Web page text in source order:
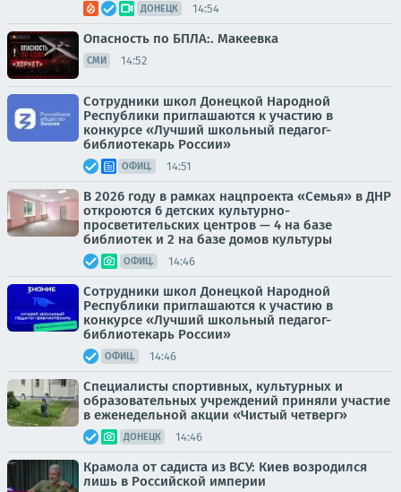
ДОНЕЦК 14:54
Опасность по БПЛА:. Макеевка
СМИ 14:52
Сотрудники школ Донецкой Народной
Республики приглашаются к участию в
конкурсе «Лучший школьный педагог-
библиотекарь России»
ОФИЦ. 14:51
В 2026 году в рамках нацпроекта «Семья» в ДНР
откроются 6 детских культурно-
просветительских центров — 4 на базе
библиотек и 2 на базе домов культуры
ОФИЦ. 14:46
Сотрудники школ Донецкой Народной
Республики приглашаются к участию в
конкурсе «Лучший школьный педагог-
библиотекарь России»
ОФИЦ. 14:46
Специалисты спортивных, культурных и
образовательных учреждений приняли участие
в еженедельной акции «Чистый четверг»
ДОНЕЦК 14:46
Крамола от садиста из ВСУ: Киев возродился
лишь в Российской империи